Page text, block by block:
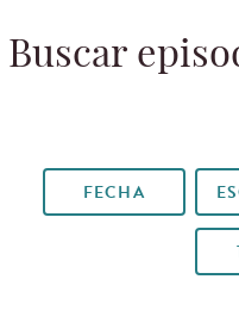
Buscar
FECHA